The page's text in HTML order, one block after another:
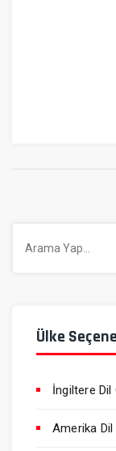
Ülke
İngiltere Dil
Amerika Dil